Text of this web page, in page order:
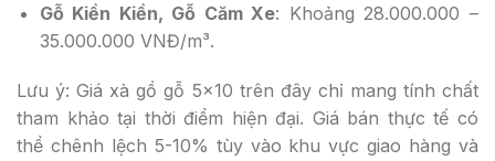
Gỗ Kiền Kiền, Gỗ Căm Xe: Khoảng 28.000.000 –
35.000.000 VNĐ/m³.
Lưu ý: Giá xà gồ gỗ 5×10 trên đây chỉ mang tính chất
tham khảo tại thời điểm hiện đại. Giá bán thực tế có
thể chênh lệch 5-10% tùy vào khu vực giao hàng và